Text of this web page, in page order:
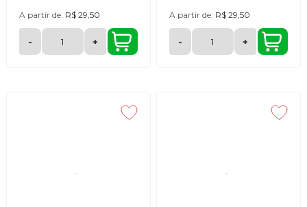
A partir de: R$ 29,50
- +
A partir de: R$ 29,50
- +